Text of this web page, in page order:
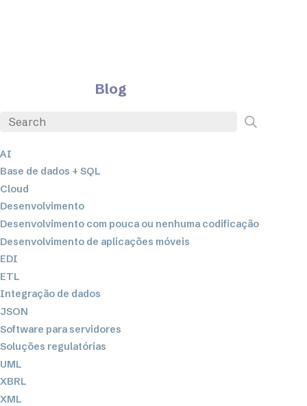
Blog
AI
Base de dados + SQL
Cloud
Desenvolvimento
Desenvolvimento com pouca ou nenhuma codificação
Desenvolvimento de aplicações móveis
EDI
ETL
Integração de dados
JSON
Software para servidores
Soluções regulatórias
UML
XBRL
XML